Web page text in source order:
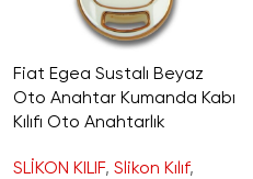
Fiat Egea Sustalı Beyaz
Oto Anahtar Kumanda Kabı
Kılıfı Oto Anahtarlık
SLİKON KILIF, Slikon Kılıf,